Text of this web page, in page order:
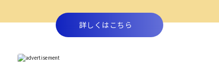
詳しくはこちら